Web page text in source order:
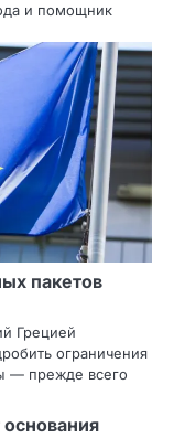
и помощник
пакетов
Грецией
ограничения
— прежде всего